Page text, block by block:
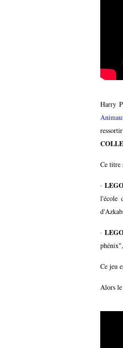
Harry
Ce titre
·
l'école
·
Ce jeu
Alors